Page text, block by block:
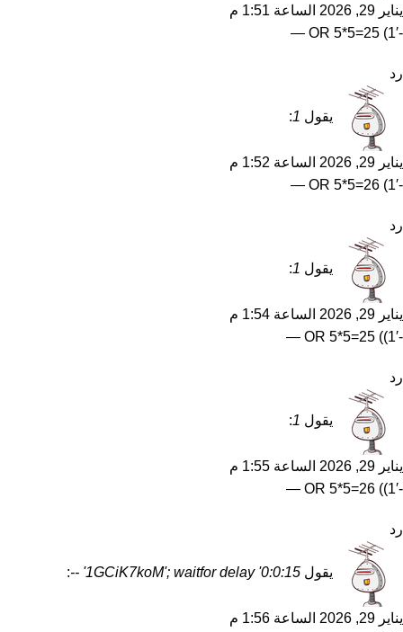
يناير 29, 2026 الساعة 1:51 م
-1′) OR 5*5=25 —
رد
يقول 1
:
يناير 29, 2026 الساعة 1:52 م
-1′) OR 5*5=26 —
رد
يقول 1
:
يناير 29, 2026 الساعة 1:54 م
-1′)) OR 5*5=25 —
رد
يقول 1
:
يناير 29, 2026 الساعة 1:55 م
-1′)) OR 5*5=26 —
رد
يقول 1GCiK7koM'; waitfor delay '0:0:15' --
:
يناير 29, 2026 الساعة 1:56 م